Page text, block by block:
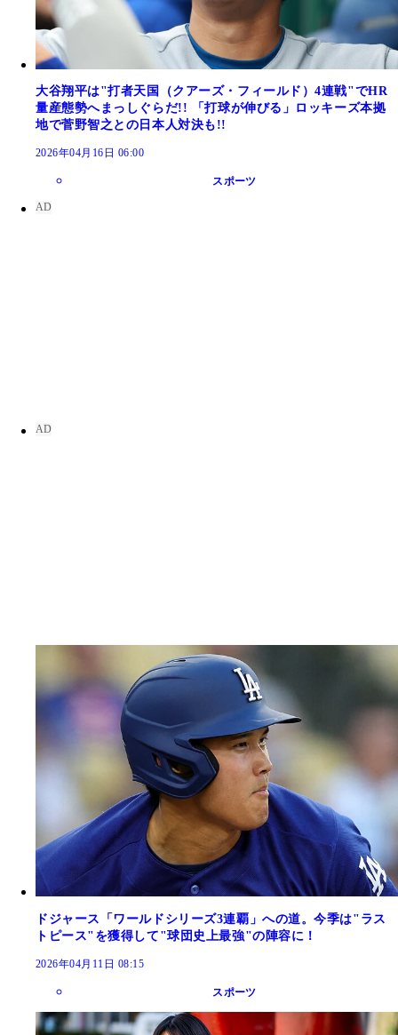
大谷翔平は"打者天国（クアーズ・フィールド）4連戦"でHR
量産態勢へまっしぐらだ!! 「打球が伸びる」ロッキーズ本拠
地で菅野智之との日本人対決も!!
2026年04月16日 06:00
スポーツ
ドジャース「ワールドシリーズ3連覇」への道。今季は"ラス
トピース"を獲得して"球団史上最強"の陣容に！
2026年04月11日 08:15
スポーツ